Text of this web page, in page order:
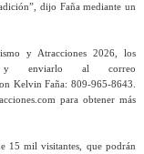
dijo Faña mediante un
y Atracciones 2026, los
y enviarlo al correo
Kelvin Faña: 809-965-8643.
para obtener más
15 mil visitantes, que podrán